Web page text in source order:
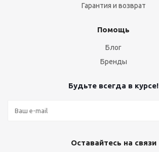
Гарантия и возврат
Помощь
Блог
Бренды
Будьте всегда в курсе!
Оставайтесь на связи